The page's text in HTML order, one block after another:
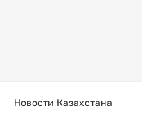
Новости Казахстана